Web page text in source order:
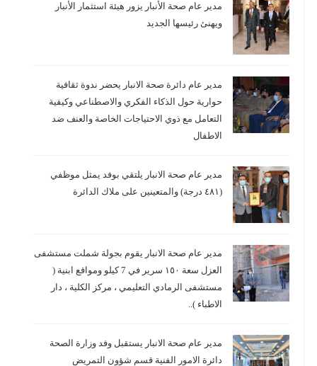
مدير عام صحة الأنبار يترأس اجتماعاً مع مدراء
المستشفيات التعليمية بحضور عدد من مدراء
الأقسام والشعب…
مدير عام صحة الأنبار يزور هيئة استثمار الأنبار
ويهنئ رئيسها الجديد
مدير عام دائرة صحة الانبار يحضر ندوة ثقافية
حوارية حول الذكاء الفكري والاصطناعي وكيفية
التعامل مع ذوي الاحتياجات الخاصة والعنف ضد
الاطفال
مدير عام صحة الانبار يلتقي بوفد يمثل موظفي
(٤٨١ درجة) والمتعينين على ملاك الدائرة
مدير عام صحة الانبار يقوم بجولة شملت مستشفى
العزل سعة ١٥٠ سرير في 7 كيلو ومواقع ابنية (
مستشفى الرمادي التعليمي ، مركز الكلية ، دار
الاطباء )..
مدير عام صحة الانبار يستقبل وفد وزارة الصحة
دائرة الامور الفنية قسم شؤون التمريض